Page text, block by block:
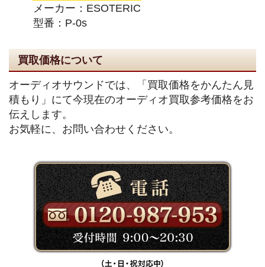
メーカー：ESOTERIC
型番：P-0s
買取価格について
オーディオサウンドでは、「買取価格をかんたん見
積もり」にて今現在のオーディオ買取参考価格をお
伝えします。
お気軽に、お問い合わせください。